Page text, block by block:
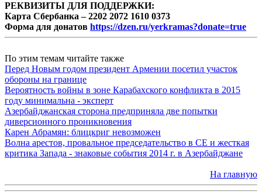
РЕКВИЗИТЫ ДЛЯ ПОДДЕРЖКИ:
Карта Сбербанка – 2202 2072 1610 0373
Форма для донатов https://dzen.ru/yerkramas?donate=true
По этим темам читайте также
Перед Новым годом президент Армении посетил участок
обороны на границе
Вероятность войны в зоне Карабахского конфликта в 2015
году минимальна - эксперт
Азербайджанская сторона предприняла две попытки
диверсионного проникновения
Карен Абрамян: блицкриг невозможен
Волна арестов, провальное председательство в СЕ и жесткая
критика Запада - знаковые события 2014 г. в Азербайджане
На главную